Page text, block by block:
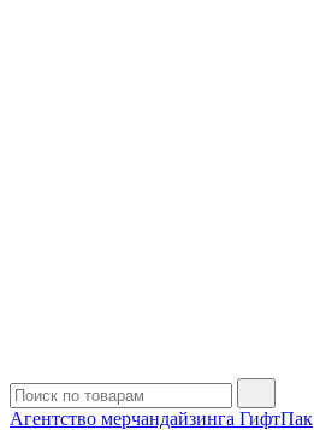
Агентство мерчандайзинга ГифтПак